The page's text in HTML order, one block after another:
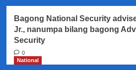
Bagong National Security
Jr., nanumpa bilang bagong
Security
0
National